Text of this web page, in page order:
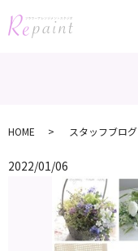
HOME スタッフブログ
2022/01/06